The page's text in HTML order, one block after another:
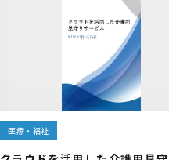
医療・福祉